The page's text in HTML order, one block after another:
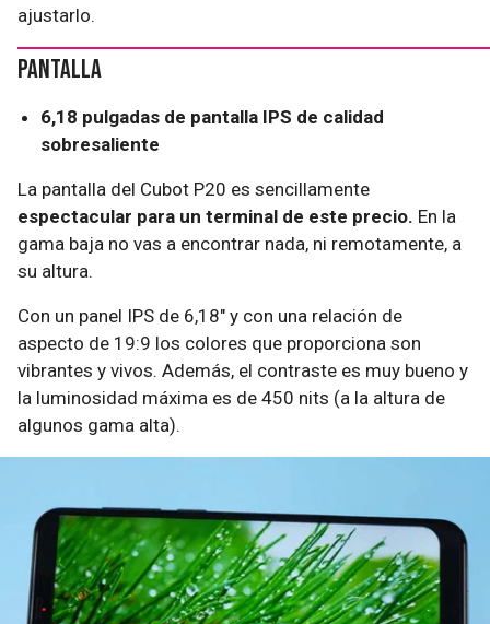
ajustarlo.
Pantalla
6,18 pulgadas de pantalla IPS de calidad
sobresaliente
La pantalla del Cubot P20 es sencillamente
espectacular para un terminal de este precio. En la
gama baja no vas a encontrar nada, ni remotamente, a
su altura.
Con un panel IPS de 6,18″ y con una relación de
aspecto de 19:9 los colores que proporciona son
vibrantes y vivos. Además, el contraste es muy bueno y
la luminosidad máxima es de 450 nits (a la altura de
algunos gama alta).